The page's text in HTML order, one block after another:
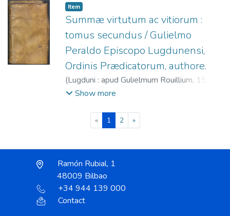
Item
Summæ virtutum ac vitiorum :
tomus secundus / Gulielmo
Peraldo Episcopo Lugdunensi,
Ordinis Prædicatorum, authore.
(Lugduni : apud Gulielmum Rouillium, 1571
Guillaume Perault (O.P.), ca. 1200-1271.
Show more
« 1 (current)
2 »
Ramón Rubial, 1
48009 Bilbao
+34 944 139 000
Contact